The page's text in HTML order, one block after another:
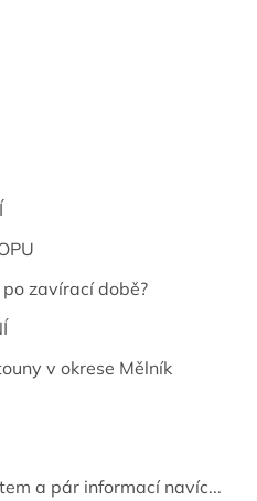
zavírací době?
v okrese Mělník
a pár informací navíc...